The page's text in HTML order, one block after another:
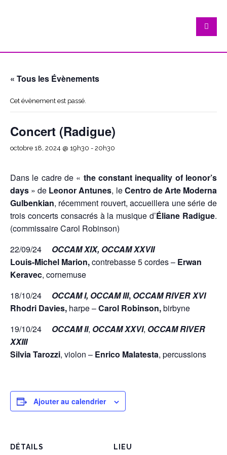
« Tous les Évènements
Cet évènement est passé.
Concert (Radigue)
octobre 18, 2024 @ 19h30 - 20h30
Dans le cadre de « the constant inequality of leonor’s
days » de Leonor Antunes, leCentro de Arte Moderna
Gulbenkian, récemment rouvert, accueillera une série de
trois concerts consacrés à la musique d’Éliane Radigue.
(commissaire Carol Robinson)
22/09/24 OCCAM XIX, OCCAM XXVII
Louis-Michel Marion,contrebasse 5 cordes – Erwan
Keravec, cornemuse
18/10/24 OCCAM I, OCCAM III, OCCAM RIVER XVI
Rhodri Davies, harpe –Carol Robinson,birbyne
19/10/24 OCCAM II, OCCAM XXVI, OCCAMRIVER
XXIII
Silvia Tarozzi, violon – Enrico Malatesta, percussions
Ajouter au calendrier
DÉTAILS LIEU